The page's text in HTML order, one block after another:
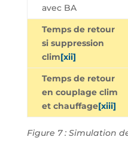
avec BA
Temps de retour
si suppression
clim[xii]
Temps de retour
en couplage clim
et chauffage[xiii]
Figure 7 : Simulation